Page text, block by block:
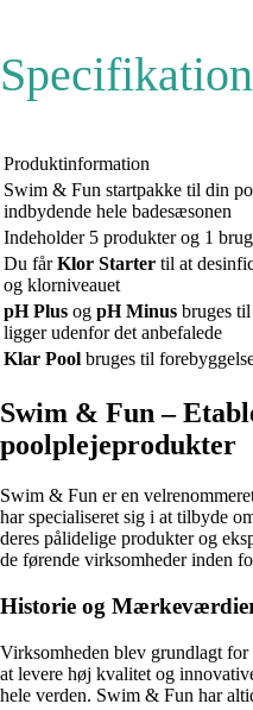
Produktinformation
Swim & Fun startpakke til din
indbydende hele badesæsonen
Indeholder 5 produkter og 1
Du fårKlor Starter til at
og klorniveauet
pH Plus og pH Minus bruges
ligger udenfor det anbefalede
Klar Pool bruges til
Swim & Fun –
poolplejeprodukter
Swim & Fun er en
har specialiseret sig i at tilbyde
deres pålidelige produkter og
de førende virksomheder inden
Historie og
Virksomheden blev grundlagt
at levere høj kvalitet og
hele verden. Swim & Fun har